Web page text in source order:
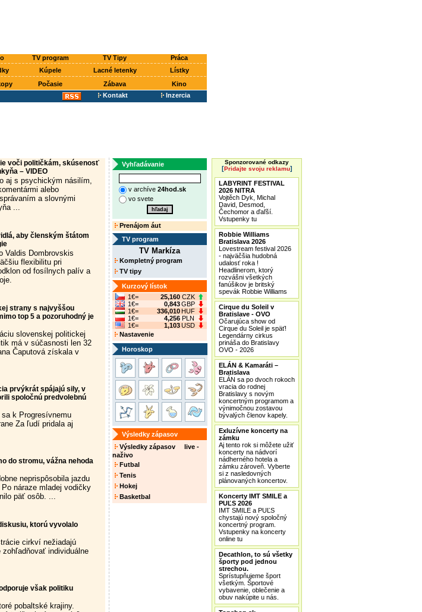
TV program TV Tipy
Práca
Kúpele Lacné letenky
Lístky
Počasie Zábava
Kino
Kontakt Inzercia
voči političkám, skúsenosť
– VIDEO
aj s psychickým násilím,
alebo
a slovnými
...
aby členským štátom
Valdis Dombrovskis
flexibilitu pri
od fosílnych palív a
strany s najvyššou
top 5 a pozoruhodný je
slovenskej politickej
má v súčasnosti len 32
Čaputová získala v
prvýkrát spájajú sily, v
spoločnú predvolebnú
k Progresívnemu
Za ľudí pridala aj
do stromu, vážna nehoda
neprispôsobila jazdu
náraze mladej vodičky
päť osôb. ...
ktorú vyvolalo
cirkví nežiadajú
individuálne
však politiku
pobaltské krajiny.
Vyhľadávanie
v archíve 24hod.sk
vo svete
Prenájom áut
TV program
TV Markíza
Kompletný program
TV tipy
Kurzový lístok
1€=
25,160 CZK
1€=
0,843GBP
1€=
336,010HUF
1€=
4,256 PLN
1€=
1,103USD
Nastavenie
Horoskop
Výsledky zápasov
Výsledky zápasov live -
naživo
Futbal
Tenis
Hokej
Basketbal
Sponzorované odkazy
[Pridajte svoju reklamu]
LABYRINT FESTIVAL
2026 NITRA
Vojtěch Dyk, Michal
David, Desmod,
Čechomor a ďaľší.
Vstupenky tu
Robbie Williams
Bratislava 2026
Lovestream festival 2026
- najväčšia hudobná
udalosť roka !
Headlinerom, ktorý
rozvášni všetkých
fanúšikov je britský
spevák Robbie Williams
Cirque du Soleil v
Bratislave - OVO
Očarujúca show od
Cirque du Soleil je späť!
Legendárny cirkus
prináša do Bratislavy
OVO - 2026
ELÁN & Kamaráti –
Bratislava
ELÁN sa po dvoch rokoch
vracia do rodnej
Bratislavy s novým
koncertným programom a
výnimočnou zostavou
bývalých členov kapely.
Exluzívne koncerty na
zámku
Aj tento rok si môžete užiť
koncerty na nádvorí
nádherného hotela a
zámku zároveň. Vyberte
si z nasledovných
plánovaných koncertov.
Koncerty IMT SMILE a
PUĽS 2026
IMT SMILE a PUĽS
chystajú nový spoločný
koncertný program.
Vstupenky na koncerty
online tu
Decathlon, to sú všetky
športy pod jednou
strechou.
Sprístupňujeme šport
všetkým. Športové
vybavenie, oblečenie a
obuv nakúpite u nás.